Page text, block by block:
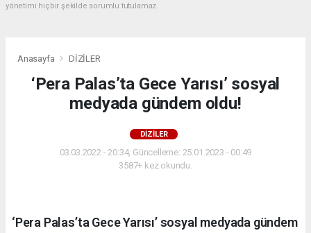
yönetimi hiçbir şekilde sorumlu tutulamaz.
Anasayfa DİZİLER
‘Pera Palas’ta Gece Yarısı’ sosyal
medyada gündem oldu!
DİZİLER
03.03.2022 - 20:34, Güncelleme: 25.01.2023 - 00:49
3587+ kez okundu.
‘Pera Palas’ta Gece Yarısı’ sosyal medyada gündem